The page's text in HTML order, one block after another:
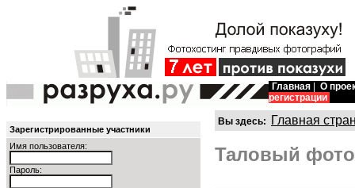
Главная
О
регистрации
Зарегистрированные участники
Имя пользователя:
Пароль:
Вы здесь: Главная
Таловый фото